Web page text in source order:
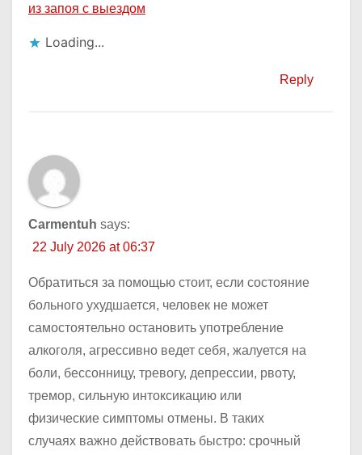
из запоя с выездом
Loading...
Reply
Carmentuh says:
22 July 2026 at 06:37
Обратиться за помощью стоит, если состояние
больного ухудшается, человек не может
самостоятельно остановить употребление
алкоголя, агрессивно ведет себя, жалуется на
боли, бессонницу, тревогу, депрессии, рвоту,
тремор, сильную интоксикацию или
физические симптомы отмены. В таких
случаях важно действовать быстро: срочный